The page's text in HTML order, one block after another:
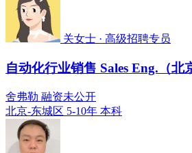
关女士 · 高级招聘专员
自动化行业销售 Sales Eng.（北
舍弗勒 融资未公开
北京-东城区 5-10年 本科